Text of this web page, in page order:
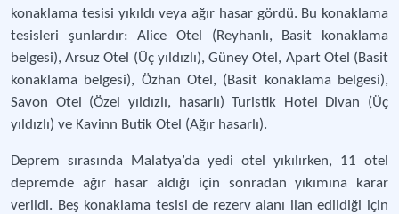
konaklama tesisi yıkıldı veya ağır hasar gördü. Bu konaklama
tesisleri şunlardır: Alice Otel (Reyhanlı, Basit konaklama
belgesi), Arsuz Otel (Üç yıldızlı), Güney Otel, Apart Otel (Basit
konaklama belgesi), Özhan Otel, (Basit konaklama belgesi),
Savon Otel (Özel yıldızlı, hasarlı) Turistik Hotel Divan (Üç
yıldızlı) ve Kavinn Butik Otel (Ağır hasarlı).
Deprem sırasında Malatya’da yedi otel yıkılırken, 11 otel
depremde ağır hasar aldığı için sonradan yıkımına karar
verildi. Beş konaklama tesisi de rezerv alanı ilan edildiği için